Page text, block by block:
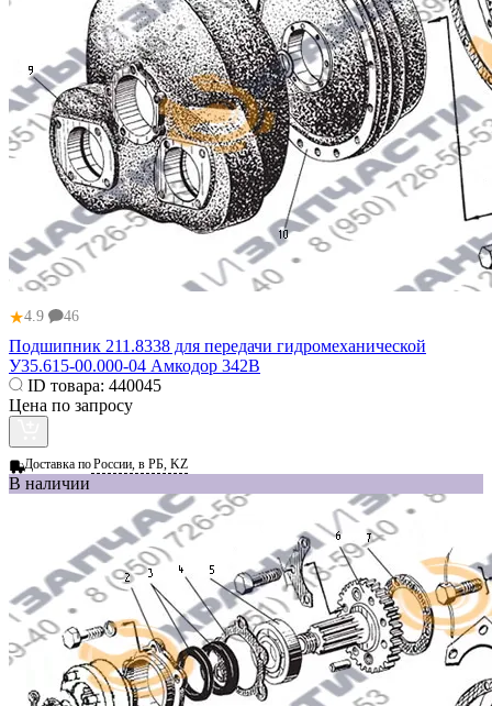
★4.9 46
Подшипник 211.8338 для передачи гидромеханической
У35.615-00.000-04 Амкодор 342В
ID товара: 440045
Цена по запросу
Доставка поРоссии, в РБ, KZ
В наличии